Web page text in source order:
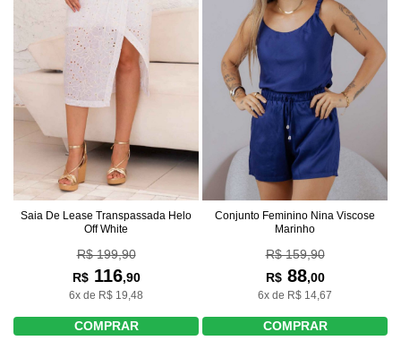
Saia De Lease Transpassada Helo
Off White
R$ 199,90
R$116,90
6x de R$ 19,48
COMPRAR
Conjunto Feminino Nina Viscose
Marinho
R$ 159,90
R$88,00
6x de R$ 14,67
COMPRAR